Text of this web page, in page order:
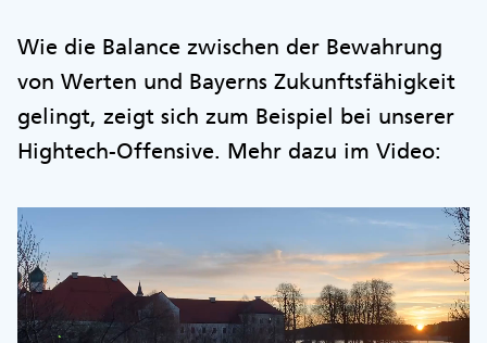
Wie die Balance zwischen der Bewahrung
von Werten und Bayerns Zukunftsfähigkeit
gelingt, zeigt sich zum Beispiel bei unserer
Hightech-Offensive. Mehr dazu im Video: